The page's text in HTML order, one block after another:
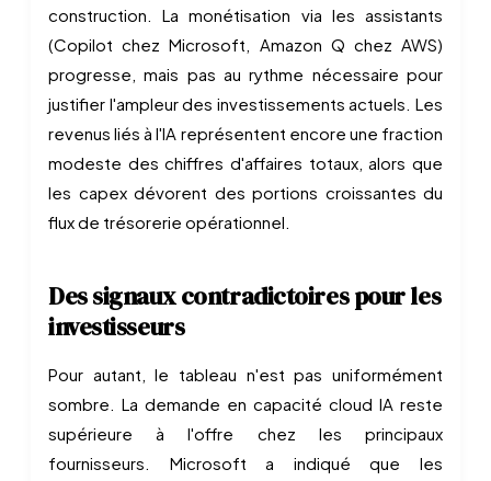
construction. La monétisation via les assistants
(Copilot chez Microsoft, Amazon Q chez AWS)
progresse, mais pas au rythme nécessaire pour
justifier l'ampleur des investissements actuels. Les
revenus liés à l'IA représentent encore une fraction
modeste des chiffres d'affaires totaux, alors que
les capex dévorent des portions croissantes du
flux de trésorerie opérationnel.
Des signaux contradictoires pour les
investisseurs
Pour autant, le tableau n'est pas uniformément
sombre. La demande en capacité cloud IA reste
supérieure à l'offre chez les principaux
fournisseurs. Microsoft a indiqué que les